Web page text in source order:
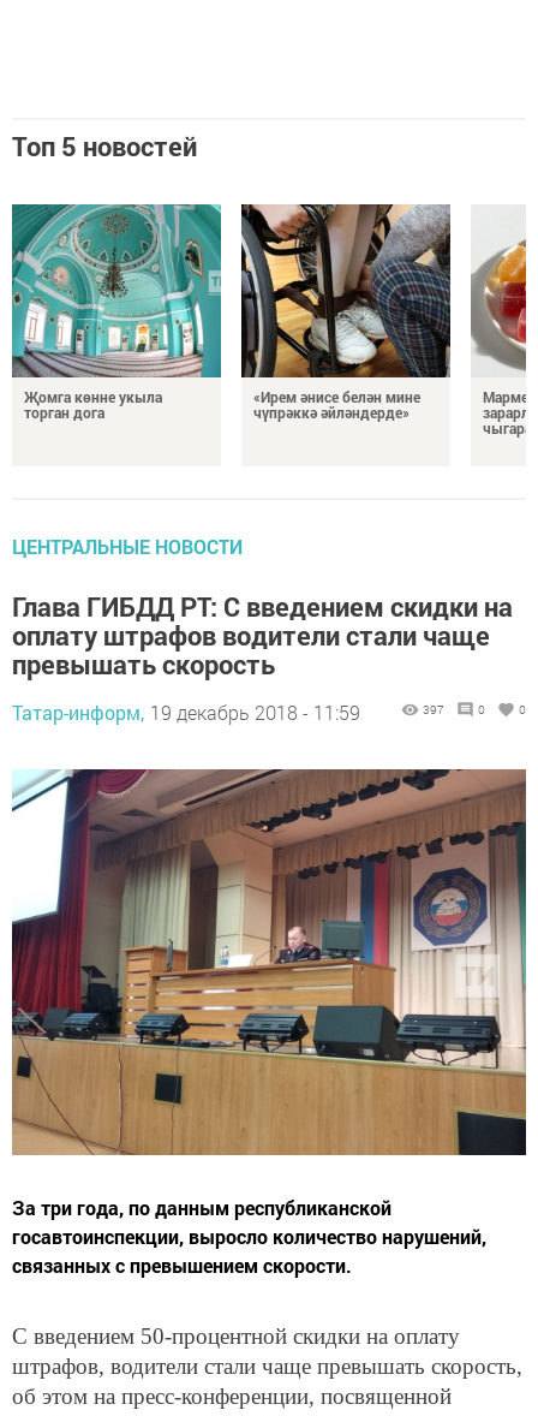
Топ 5 новостей
Җомга көнне укыла
торган дога
«Ирем әнисе белән мине
чүпрәккә әйләндерде»
чыгара
ЦЕНТРАЛЬНЫЕ НОВОСТИ
Глава ГИБДД РТ: С введением скидки на
оплату штрафов водители стали чаще
превышать скорость
Татар-информ, 19 декабрь 2018 - 11:59 397 0 0
За три года, по данным республиканской
госавтоинспекции, выросло количество нарушений,
связанных с превышением скорости.
С введением 50-процентной скидки на оплату
штрафов, водители стали чаще превышать скорость,
об этом на пресс-конференции, посвященной